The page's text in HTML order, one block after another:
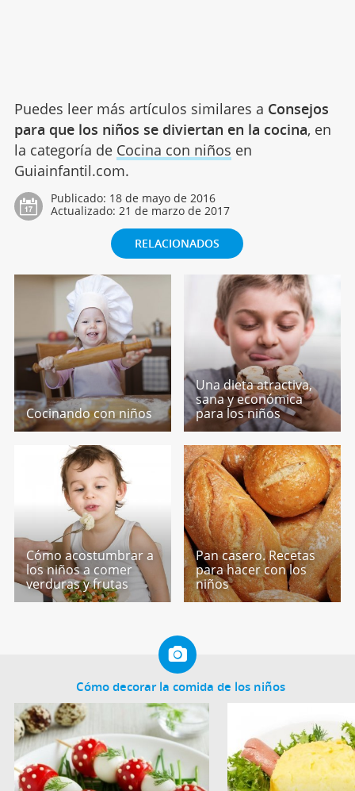
Puedes leer más artículos similares a Consejos
para que los niños se diviertan en la cocina, en
la categoría de Cocina con niños en
Guiainfantil.com.
Publicado: 18 de mayo de 2016
Actualizado: 21 de marzo de 2017
RELACIONADOS
Cocinando con niños
Una dieta atractiva,
sana y económica
para los niños
Cómo acostumbrar a
los niños a comer
verduras y frutas
Pan casero. Recetas
para hacer con los
niños
Cómo decorar la comida de los niños